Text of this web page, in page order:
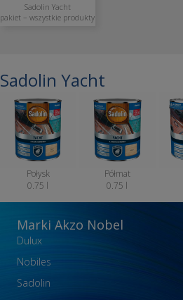
Sadolin Yacht
pakiet – wszystkie produkty
Sadolin Yacht
Połysk
0.75 l
Półmat
0.75 l
Marki Akzo Nobel
Dulux
Nobiles
Sadolin